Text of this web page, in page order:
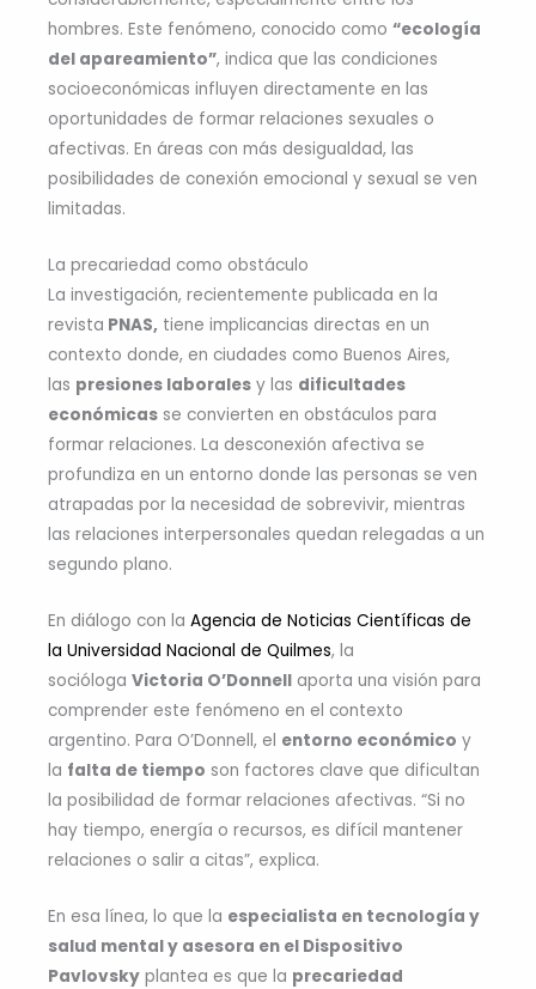
hombres. Este fenómeno, conocido como “ecología
del apareamiento”, indica que las condiciones
socioeconómicas influyen directamente en las
oportunidades de formar relaciones sexuales o
afectivas. En áreas con más desigualdad, las
posibilidades de conexión emocional y sexual se ven
limitadas.
La precariedad como obstáculo
La investigación, recientemente publicada en la
revista PNAS, tiene implicancias directas en un
contexto donde, en ciudades como Buenos Aires,
las presiones laborales y las dificultades
económicas se convierten en obstáculos para
formar relaciones. La desconexión afectiva se
profundiza en un entorno donde las personas se ven
atrapadas por la necesidad de sobrevivir, mientras
las relaciones interpersonales quedan relegadas a un
segundo plano.
En diálogo con la Agencia de Noticias Científicas de
la Universidad Nacional de Quilmes, la
socióloga Victoria O’Donnell aporta una visión para
comprender este fenómeno en el contexto
argentino. Para O’Donnell, el entorno económico y
la falta de tiempo son factores clave que dificultan
la posibilidad de formar relaciones afectivas. “Si no
hay tiempo, energía o recursos, es difícil mantener
relaciones o salir a citas”, explica.
En esa línea, lo que la especialista en tecnología y
salud mental y asesora en el Dispositivo
Pavlovsky plantea es que la precariedad